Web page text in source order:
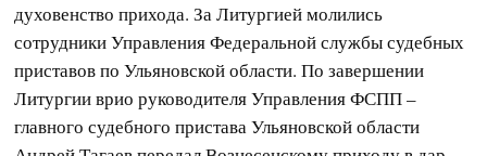
духовенство прихода. За Литургией молились
сотрудники Управления Федеральной службы судебных
приставов по Ульяновской области. По завершении
Литургии врио руководителя Управления ФСПП –
главного судебного пристава Ульяновской области